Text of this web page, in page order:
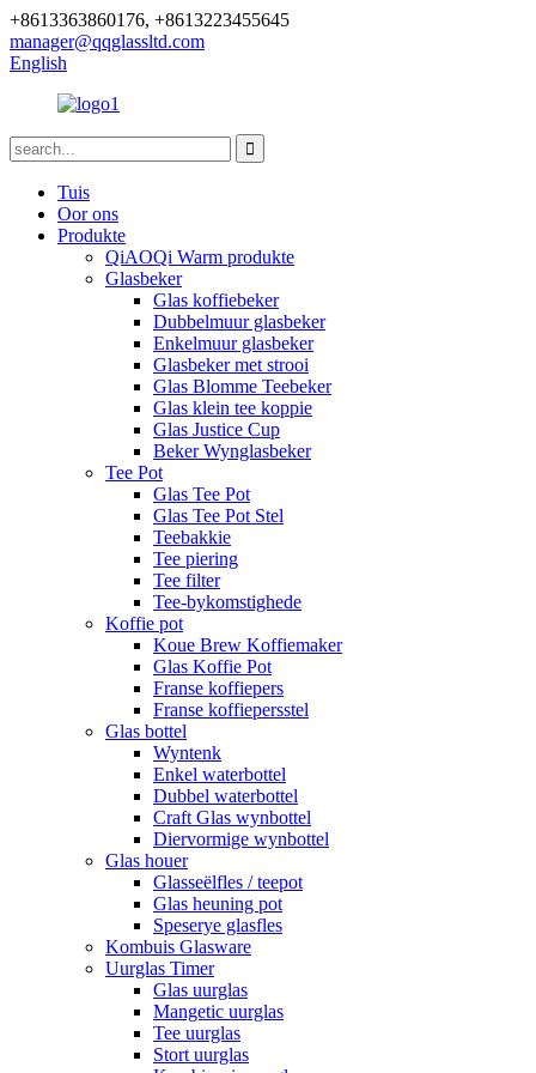
+8613363860176, +8613223455645
manager@qqglassltd.com
English
Tuis
Oor ons
Produkte
QiAOQi Warm produkte
Glasbeker
Glas koffiebeker
Dubbelmuur glasbeker
Enkelmuur glasbeker
Glasbeker met strooi
Glas Blomme Teebeker
Glas klein tee koppie
Glas Justice Cup
Beker Wynglasbeker
Tee Pot
Glas Tee Pot
Glas Tee Pot Stel
Teebakkie
Tee piering
Tee filter
Tee-bykomstighede
Koffie pot
Koue Brew Koffiemaker
Glas Koffie Pot
Franse koffiepers
Franse koffiepersstel
Glas bottel
Wyntenk
Enkel waterbottel
Dubbel waterbottel
Craft Glas wynbottel
Diervormige wynbottel
Glas houer
Glasseëlfles / teepot
Glas heuning pot
Speserye glasfles
Kombuis Glasware
Uurglas Timer
Glas uurglas
Mangetic uurglas
Tee uurglas
Stort uurglas